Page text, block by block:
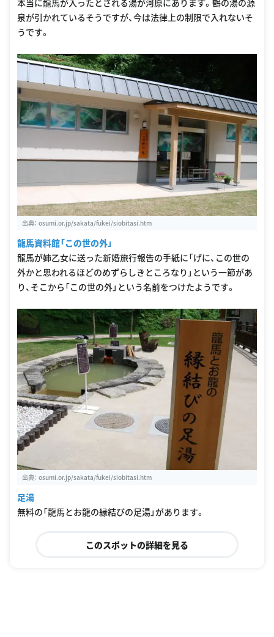
本当に龍馬が入ったとされる湯が河原にあります。鶴の湯の源
泉が引かれているそうですが、今は法律上の制限で入れないそ
うです。
出典： osumi.or.jp/sakata/fukei/siobitasi.htm
龍馬資料館「この世の外」
龍馬が姉乙女に送った新婚旅行報告の手紙に「げに、この世の
外かと思われるほどのめずらしきところなり」という一節があ
り、そこから「この世の外」という名前をつけたようです。
出典： osumi.or.jp/sakata/fukei/siobitasi.htm
足湯
無料の「龍馬とお龍の縁結びの足湯」があります。
このスポットの詳細を見る